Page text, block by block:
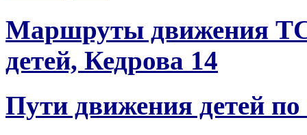
Маршруты движения ТС
детей, Кедрова 14
Пути движения детей